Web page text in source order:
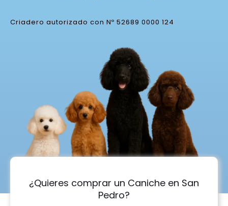
Criadero autorizado con Nº 52689 0000 124
¿Quieres comprar un Caniche en San
Pedro?